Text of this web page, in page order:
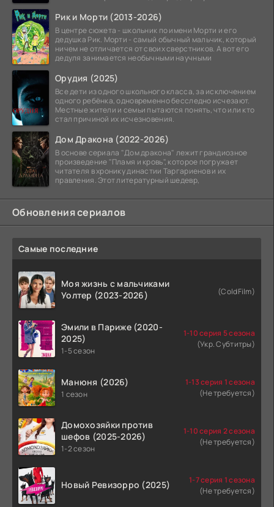
Рик и Морти (2013-2026)
В центре сюжета - школьник по имени Морти и его
дедушка Рик. Морти - самый обычный мальчик, который
ничем не отличается от своих сверстников. А вот его
дедуля занимается необычными научными
Орудия (2025)
Все дети из одного школьного класса, за исключением
одного ребёнка, одновременно бесследно исчезают.
Местные жители и семьи пытаются понять, что или кто
стал причиной их исчезновения.
Дом Дракона (2022-2026)
В основе сериала "Дом дракона" лежит грандиозное
произведение "Пламя и кровь", которое погружает
читателя в хронику династии Таргариенов и их
правления. Этот литературный шедевр,
Обновления сериалов
Самые последние
Моя жизнь с мальчиками
Уолтер (2023-2026)
(ColdFilm)
Эмили в Париже (2020-
2025)
1-5 сезон
1-10 серия 5 сезона
(Укр. Субтитры)
Манюня (2026)
1 сезон
1-13 серия 1 сезона
(Не требуется)
Домохозяйки против
шефов (2025-2026)
1-2 сезон
1-10 серия 2 сезона
(Не требуется)
Новый Ревизорро (2025)
1-7 серия 1 сезона
(Не требуется)